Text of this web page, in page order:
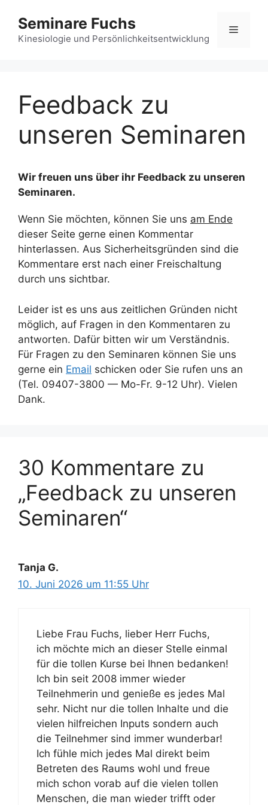
Inhalt
springen
Seminare Fuchs
Kinesiologie und Persönlichkeitsentwicklung
Menü
Feedback zu
unseren Seminaren
Wir freuen uns über ihr Feedback zu unseren
Seminaren.
Wenn Sie möchten, können Sie uns am Ende
dieser Seite gerne einen Kommentar
hinterlassen. Aus Sicherheitsgründen sind die
Kommentare erst nach einer Freischaltung
durch uns sichtbar.
Leider ist es uns aus zeitlichen Gründen nicht
möglich, auf Fragen in den Kommentaren zu
antworten. Dafür bitten wir um Verständnis.
Für Fragen zu den Seminaren können Sie uns
gerne ein Email schicken oder Sie rufen uns an
(Tel. 09407-3800 — Mo-Fr. 9-12 Uhr). Vielen
Dank.
30 Kommentare zu
„Feedback zu unseren
Seminaren“
Tanja G.
10. Juni 2026 um 11:55 Uhr
Liebe Frau Fuchs, lieber Herr Fuchs,
ich möchte mich an dieser Stelle einmal
für die tollen Kurse bei Ihnen bedanken!
Ich bin seit 2008 immer wieder
Teilnehmerin und genieße es jedes Mal
sehr. Nicht nur die tollen Inhalte und die
vielen hilfreichen Inputs sondern auch
die Teilnehmer sind immer wunderbar!
Ich fühle mich jedes Mal direkt beim
Betreten des Raums wohl und freue
mich schon vorab auf die vielen tollen
Menschen, die man wieder trifft oder